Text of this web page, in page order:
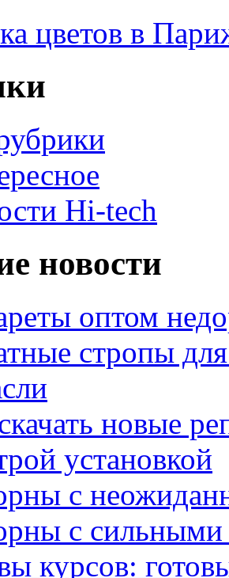
цветов в
Hi-tech
новости
оптом
стропы
новые
установкой
с
с сильными
курсов: